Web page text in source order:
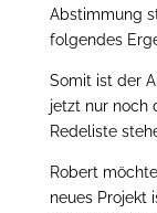
Abstimmung
folgendes
Somit ist der
jetzt nur noch
Redeliste
Robert
neues Projekt